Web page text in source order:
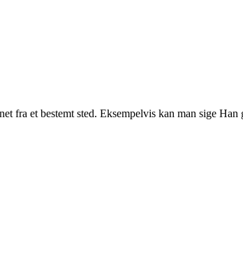
fra et bestemt sted. Eksempelvis kan man sige